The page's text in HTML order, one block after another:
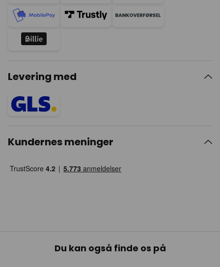
Levering med
Kundernes meninger
Du kan også finde os på